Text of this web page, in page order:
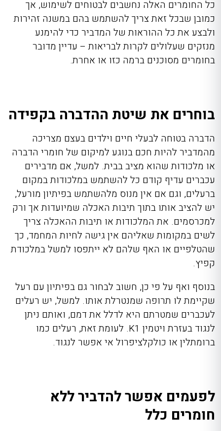
כל החומרים האלה נחשבים לבטוחים לשימוש, אך
כמובן שבכל זאת צריך להשתמש בהם במשנה זהירות
ולבצע את כל ההוראות של המדביר כדי להימנע
מנזקים שעלולים לקרות לבריאות – עדיין מדובר
בחומרים מסוכנים ברמה כזו או אחרת.
בוחרים את שיטת ההדברה בקפידה
הדברה בטוחה לבעלי חיים וילדים בעצם מצריכה
מהמדביר להיות חכם בנוגע למיקום של חומרי הדברה
או מלכודות שהוא מציב בבית. למשל, אם מדבירים
עכברים עדיף קודם כל להשתמש במלכודות במקום
ברעלים, וגם אם אין מנוס מלהשתמש בפיתיון מורעל,
יש להציב אותו בתוך תיבות האכלה שמיועדות אך ורק
למכרסמים. את המלכודות או תיבות ההאכלה צריך
לשים במקומות שאליהם אין גישה לחיות המחמד, כך
שהטלפיים או האף שלהם לא ייתפסו למשל במלכודת
קפיץ.
בנוסף ואף על פי כן, חשוב לבחור גם בפיתיון עם רעל
שקיימת לו תרופה שמנטרלת אותו. למשל, יש רעלים
לעכברים שמטרתם היא לדלל את דמם, ואותם ניתן
לנגוד בעזרת ויטמין K1. לעומת זאת, רעלים כמו
ברומתלין או כולקלציפרול אי אפשר לנגוד.
לפעמים אפשר להדביר ללא
חומרים כלל